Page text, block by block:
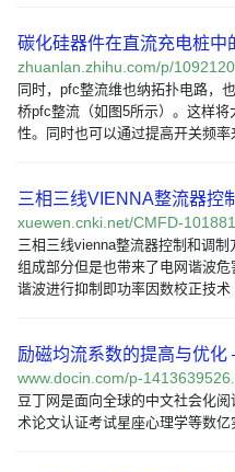
碳化硅器件在直流充电桩中
zhuanlan.zhihu.com/p/
同时，pfc整流维也纳拓扑电路，
桥pfc整流（如图5所示）。这样
性。同时也可以通过提高开关频率
三相三线VIENNA整流器控
xuewen.cnki.net/CMFD-
三相三线vienna整流器控制和调
组成部分但是也带来了电网谐波
谐波进行抑制即功率因数校正技术
励磁均流系数的提高与优化
www.docin.com/p-
豆丁网是面向全球的中文社会化
术论文认证考试星座心理学等数亿